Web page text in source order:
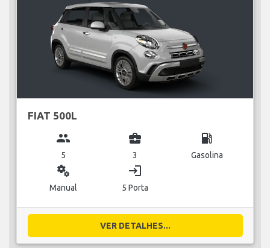
FIAT 500L
group
5
business_center
3
local_gas_station
Gasolina
miscellaneous_services
Manual
login
5 Porta
VER DETALHES...